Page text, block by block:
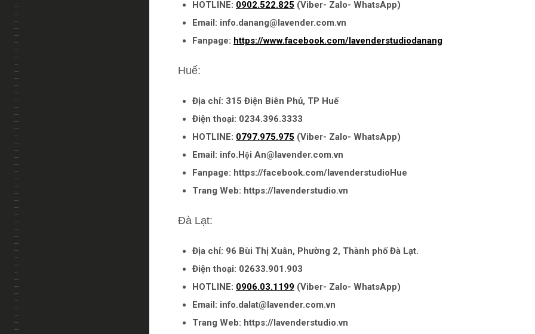
HOTLINE: 0902.522.825 (Viber- Zalo- WhatsApp)
Email: info.danang@lavender.com.vn
Fanpage: https://www.facebook.com/lavenderstudiodanang
Huế:
Địa chỉ: 315 Điện Biên Phủ, TP Huế
Điện thoại: 0234.396.3333
HOTLINE: 0797.975.975 (Viber- Zalo- WhatsApp)
Email: info.Hội An@lavender.com.vn
Fanpage: https://facebook.com/lavenderstudioHue
Trang Web: https://lavenderstudio.vn
Đà Lạt:
Địa chỉ: 96 Bùi Thị Xuân, Phường 2, Thành phố Đà Lạt.
Điện thoại: 02633.901.903
HOTLINE: 0906.03.1199(Viber- Zalo- WhatsApp)
Email: info.dalat@lavender.com.vn
Trang Web: https://lavenderstudio.vn